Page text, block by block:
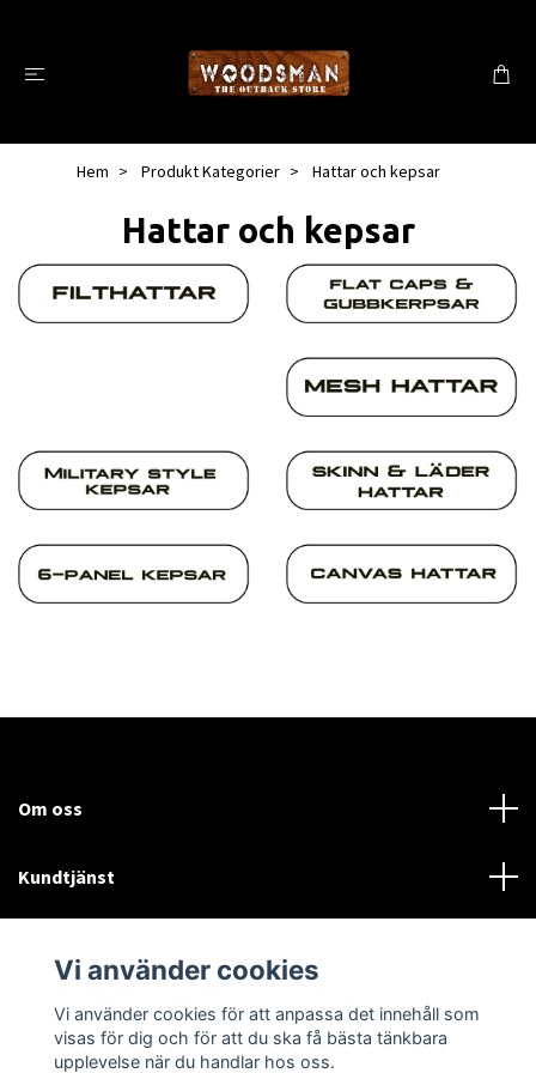
Hem Produkt Kategorier Hattar och kepsar
Hattar och kepsar
Om oss
Kundtjänst
Sociala medier
Vi använder cookies
Vi använder cookies för att anpassa det innehåll som
visas för dig och för att du ska få bästa tänkbara
upplevelse när du handlar hos oss.